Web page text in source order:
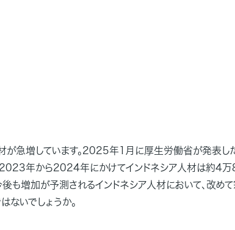
が急増しています。2025年1月に厚生労働省が発表し
2023年から2024年にかけてインドネシア人材は約4万
後も増加が予測されるインドネシア人材において、改め
ないでしょうか。